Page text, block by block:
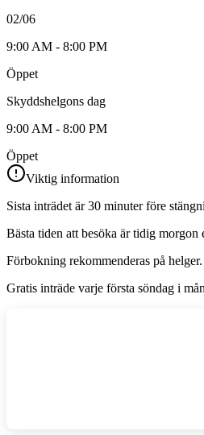
02/06
9:00 AM - 8:00 PM
Öppet
Skyddshelgons dag
9:00 AM - 8:00 PM
Öppet
Viktig information
Sista inträdet är 30 minuter före
Bästa tiden att besöka är tidig morgon
Förbokning rekommenderas på helger.
Gratis inträde varje första söndag i